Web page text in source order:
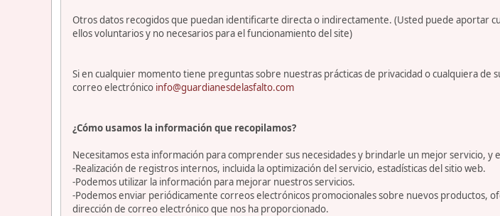
Otros datos recogidos que puedan identificarte directa o indirectamente. (Usted puede aportar
ellos voluntarios y no necesarios para el funcionamiento del site)
Si en cualquier momento tiene preguntas sobre nuestras prácticas de privacidad o cualquiera
correo electrónico info@guardianesdelasfalto.com
¿Cómo usamos la información que recopilamos?
Necesitamos esta información para comprender sus necesidades y brindarle un mejor servicio, y
-Realización de registros internos, incluida la optimización del servicio, estadísticas del sitio web.
-Podemos utilizar la información para mejorar nuestros servicios.
-Podemos enviar periódicamente correos electrónicos promocionales sobre nuevos productos,
dirección de correo electrónico que nos ha proporcionado.